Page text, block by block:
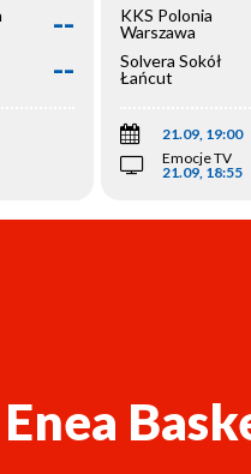
--
--
KKS Polonia
Warszawa
Solvera Sokół
Łańcut
21.09, 19:00
Emocje TV
21.09, 18:55
Enea